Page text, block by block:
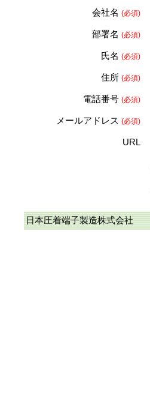
会社名 (必須)
部署名 (必須)
氏名 (必須)
住所 (必須)
電話番号 (必須)
メールアドレス (必須)
URL
日本圧着端子製造株式会社